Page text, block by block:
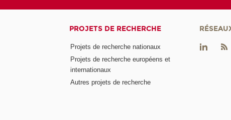
PROJETS DE RECHERCHE
Projets de recherche nationaux
Projets de recherche européens et
internationaux
Autres projets de recherche